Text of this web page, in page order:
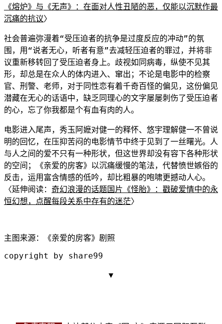
《熔炉》与《无声》：在面对人性丑陋的恶，仅能以沉默作最
沉痛的抗议〉
社会普遍弥漫着“受压迫者的抗争是过度反应的冲动”的氛
围，用“说者无心，听者有意”去减轻压迫者的罪过，并将非
议重新移转回了受压迫者身上。歧视如同病毒，纵使不见其
形，却总是在众人的体内进入、窜出；不论是电影中的检察
官、刑警、老师，对于同性恋有着千奇百怪的偏见，这份偏见
潜藏在无心的话语中，缺乏同理心的文字屡屡刺伤了受压迫者
的心，忘了你我都是个有血有肉的人。
电影进入尾声，秀玉阿嬷对健一的释怀、悠宇理解健一不曾说
明的回忆，在压抑苦闷的电影情节中终于见到了一丝曙光。人
与人之间的爱不只有一种形状，但这世界却没有容下各种形状
的空间；《亲爱的房客》以沉痛缓慢的笔法，代替愤世嫉俗的
反击，运用富含情感的低吟，却比粗暴的咆啸更撼动人心。
〈延伸阅读： 奇幻浪漫的话题国片《怪胎》：戳破爱情中的永
恒幻想，点醒每段关系中存有的迷茫〉
主图来源：《亲爱的房客》剧照
copyright by share99
▼